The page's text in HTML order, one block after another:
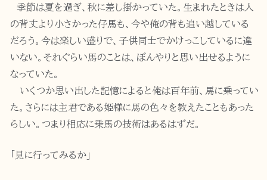
季節は夏を過ぎ、秋に差し掛かっていた。生まれたときは人
の背丈より小さかった仔馬も、今や俺の背も追い越している
だろう。今は楽しい盛りで、子供同士でかけっこしているに違
いない。それぐらい馬のことは、ぼんやりと思い出せるように
なっていた。
いくつか思い出した記憶によると俺は百年前、馬に乗ってい
た。さらには主君である姫様に馬の色々を教えたこともあった
らしい。つまり相応に乗馬の技術はあるはずだ。
「見に行ってみるか」